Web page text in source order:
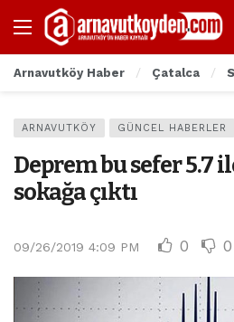
Arnavutköy Haber Çatalca
ARNAVUTKÖY GÜNCEL HABERLER
Deprem bu sefer 5.7
sokağa çıktı
09/26/2019 4:09 PM 0 0